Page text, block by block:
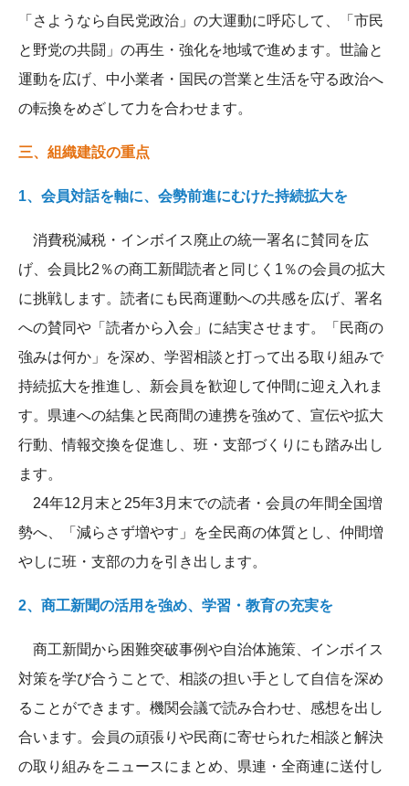
「さようなら自民党政治」の大運動に呼応して、「市民
と野党の共闘」の再生・強化を地域で進めます。世論と
運動を広げ、中小業者・国民の営業と生活を守る政治へ
の転換をめざして力を合わせます。
三、組織建設の重点
1、会員対話を軸に、会勢前進にむけた持続拡大を
消費税減税・インボイス廃止の統一署名に賛同を広
げ、会員比2％の商工新聞読者と同じく1％の会員の拡大
に挑戦します。読者にも民商運動への共感を広げ、署名
への賛同や「読者から入会」に結実させます。「民商の
強みは何か」を深め、学習相談と打って出る取り組みで
持続拡大を推進し、新会員を歓迎して仲間に迎え入れま
す。県連への結集と民商間の連携を強めて、宣伝や拡大
行動、情報交換を促進し、班・支部づくりにも踏み出し
ます。
24年12月末と25年3月末での読者・会員の年間全国増
勢へ、「減らさず増やす」を全民商の体質とし、仲間増
やしに班・支部の力を引き出します。
2、商工新聞の活用を強め、学習・教育の充実を
商工新聞から困難突破事例や自治体施策、インボイス
対策を学び合うことで、相談の担い手として自信を深め
ることができます。機関会議で読み合わせ、感想を出し
合います。会員の頑張りや民商に寄せられた相談と解決
の取り組みをニュースにまとめ、県連・全商連に送付し